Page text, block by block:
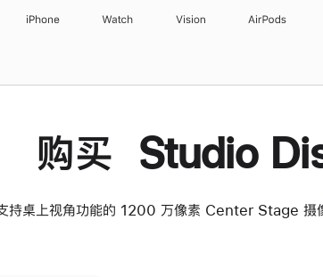
iPhone Watch Vision AirPods
购买 Studio
持桌上视角功能的 1200 万像素 Center Stage 摄像